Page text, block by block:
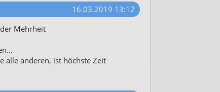
16.03.2019 13:12
Mehrheit
alle anderen, ist höchste Zeit